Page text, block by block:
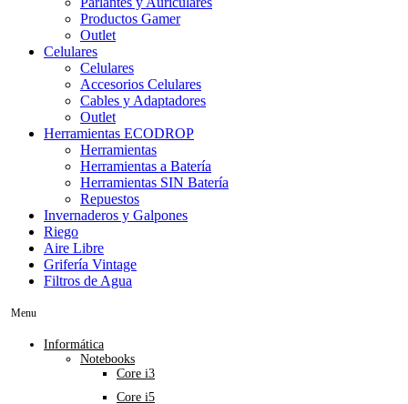
Productos Gamer
Outlet
Celulares
Celulares
Accesorios Celulares
Cables y Adaptadores
Outlet
Herramientas ECODROP
Herramientas
Herramientas a Batería
Herramientas SIN Batería
Repuestos
Invernaderos y Galpones
Riego
Aire Libre
Grifería Vintage
Filtros de Agua
Menu
Informática
Notebooks
Core i3
Core i5